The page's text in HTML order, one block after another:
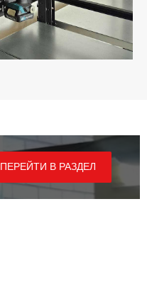
ПЕРЕЙТИ В РАЗДЕЛ